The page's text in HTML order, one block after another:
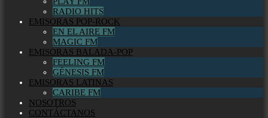
RADIO HITS
EMISORAS POP-ROCK
EN EL AIRE FM
MAGIC FM
EMISORAS BALADA-POP
FEELING FM
GÉNESIS FM
EMISORAS LATINAS
CARIBE FM
NOSOTROS
CONTÁCTANOS